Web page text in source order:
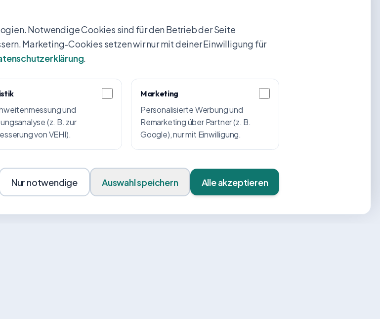
Notwendige Cookies sind für den Betrieb der Seite
Marketing-Cookies setzen wir nur mit deiner Einwilligung für
und
(z. B. zur
von VEHI).
Marketing
Personalisierte Werbung und
Remarketing über Partner (z. B.
Google), nur mit Einwilligung.
Nur notwendige Auswahl speichern Alle akzeptieren